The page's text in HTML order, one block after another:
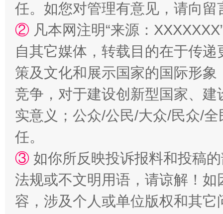
扯下公款旅游的“隐身衣” 如何以
任。如您对管理有意见，请向
② 凡本网注明“来源：
自其它媒体，转载目的在于传
策及文化和展示国家的国际形
竞争，对于建设创新型国家、
实意义；公众/公民/大众/民众/
任。
③ 如你所反映投诉报料和投稿
法规或不文明用语，请谅解！
容，涉及个人或单位版权和其它